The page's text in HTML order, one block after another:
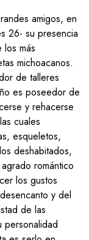
amigos, en
26- su presencia
más
michoacanos.
de talleres
es poseedor de
y rehacerse
cuales
esqueletos,
deshabitados,
romántico
los gustos
y del
de las
personalidad